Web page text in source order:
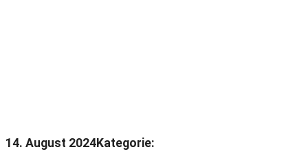
14. August 2024Kategorie: